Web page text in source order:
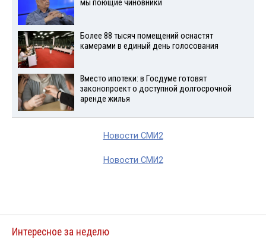
мы поющие чиновники
Более 88 тысяч помещений оснастят
камерами в единый день голосования
Вместо ипотеки: в Госдуме готовят
законопроект о доступной долгосрочной
аренде жилья
Новости СМИ2
Новости СМИ2
Интересное за неделю